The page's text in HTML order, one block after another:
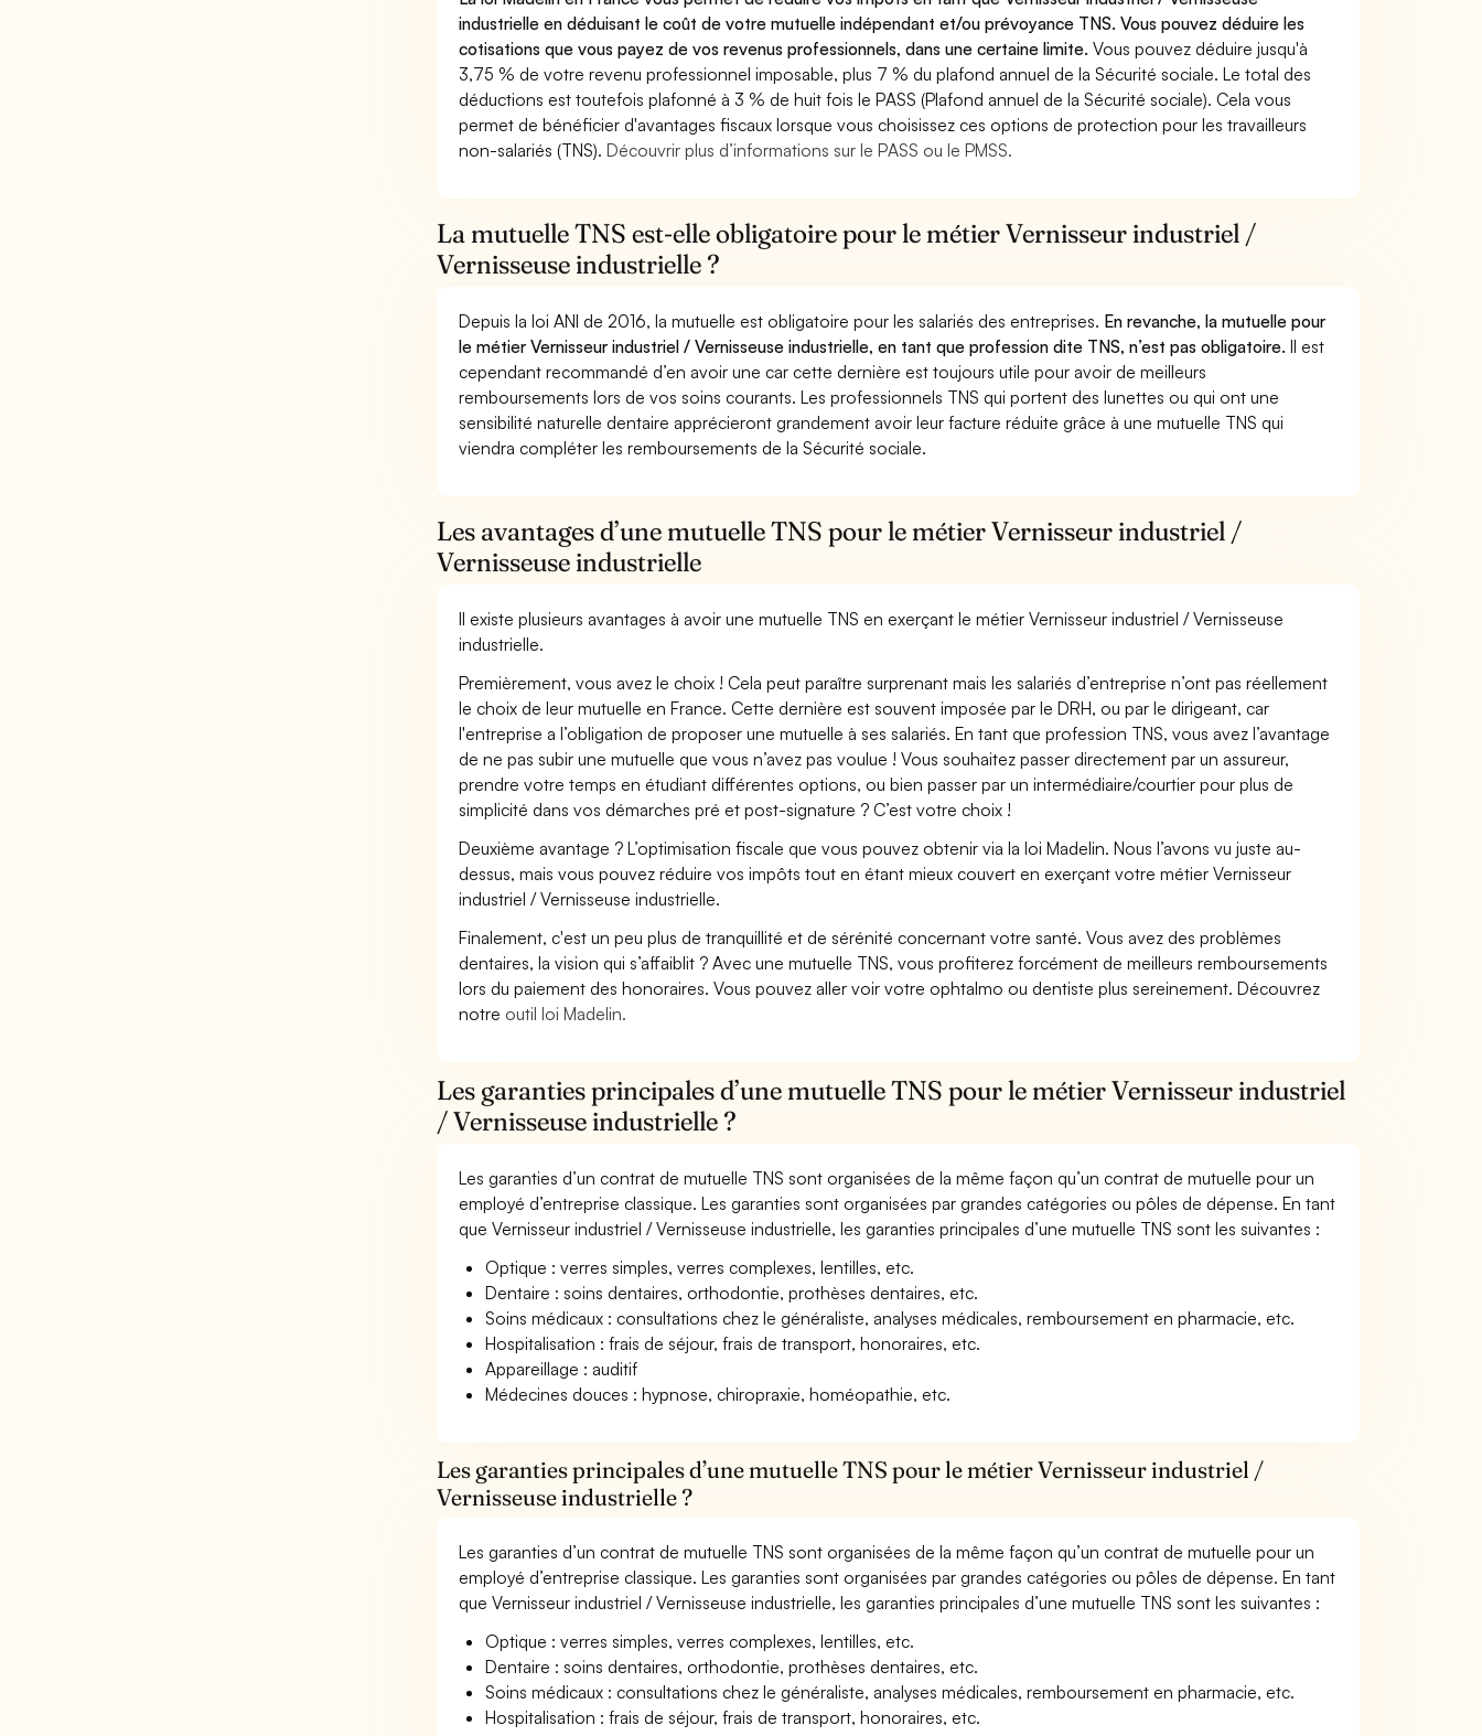
industrielle en déduisant le coût de votre mutuelle indépendant et/ou prévoyance TNS. Vous pouvez déduire les
cotisations que vous payez de vos revenus professionnels, dans une certaine limite.Vous pouvez déduire jusqu'à
3,75 % de votre revenu professionnel imposable, plus 7 % du plafond annuel de la Sécurité sociale. Le total des
déductions est toutefois plafonné à 3 % de huit fois le PASS (Plafond annuel de la Sécurité sociale). Cela vous
permet de bénéficier d'avantages fiscaux lorsque vous choisissez ces options de protection pour les travailleurs
non-salariés (TNS).Découvrir plus d’informations sur le PASS ou le PMSS.
La mutuelle TNS est-elle obligatoire pour le métier Vernisseur industriel /
Vernisseuse industrielle ?
Depuis la loi ANI de 2016, la mutuelle est obligatoire pour les salariés des entreprises. En revanche, la mutuelle pour
le métier Vernisseur industriel / Vernisseuse industrielle, en tant que profession dite TNS, n’est pas obligatoire.Il est
cependant recommandé d’en avoir une car cette dernière est toujours utile pour avoir de meilleurs
remboursements lors de vos soins courants. Les professionnels TNS qui portent des lunettes ou qui ont une
sensibilité naturelle dentaire apprécieront grandement avoir leur facture réduite grâce à une mutuelle TNS qui
viendra compléter les remboursements de la Sécurité sociale.
Les avantages d’une mutuelle TNS pour le métier Vernisseur industriel /
Vernisseuse industrielle
Il existe plusieurs avantages à avoir une mutuelle TNS en exerçant le métier Vernisseur industriel / Vernisseuse
industrielle.
Premièrement, vous avez le choix ! Cela peut paraître surprenant mais les salariés d’entreprise n’ont pas réellement
le choix de leur mutuelle en France. Cette dernière est souvent imposée par le DRH, ou par le dirigeant, car
l'entreprise a l’obligation de proposer une mutuelle à ses salariés. En tant que profession TNS, vous avez l’avantage
de ne pas subir une mutuelle que vous n’avez pas voulue ! Vous souhaitez passer directement par un assureur,
prendre votre temps en étudiant différentes options, ou bien passer par un intermédiaire/courtier pour plus de
simplicité dans vos démarches pré et post-signature ? C’est votre choix !
Deuxième avantage ? L’optimisation fiscale que vous pouvez obtenir via la loi Madelin. Nous l’avons vu juste au-
dessus, mais vous pouvez réduire vos impôts tout en étant mieux couvert en exerçant votre métier Vernisseur
industriel / Vernisseuse industrielle.
Finalement, c'est un peu plus de tranquillité et de sérénité concernant votre santé. Vous avez des problèmes
dentaires, la vision qui s’affaiblit ? Avec une mutuelle TNS, vous profiterez forcément de meilleurs remboursements
lors du paiement des honoraires. Vous pouvez aller voir votre ophtalmo ou dentiste plus sereinement. Découvrez
notre outil loi Madelin.
Les garanties principales d’une mutuelle TNS pour le métier Vernisseur industriel
/ Vernisseuse industrielle ?
Les garanties d’un contrat de mutuelle TNS sont organisées de la même façon qu’un contrat de mutuelle pour un
employé d’entreprise classique. Les garanties sont organisées par grandes catégories ou pôles de dépense. En tant
que Vernisseur industriel / Vernisseuse industrielle, les garanties principales d’une mutuelle TNS sont les suivantes :
Optique : verres simples, verres complexes, lentilles, etc.
Dentaire : soins dentaires, orthodontie, prothèses dentaires, etc.
Soins médicaux : consultations chez le généraliste, analyses médicales, remboursement en pharmacie, etc.
Hospitalisation : frais de séjour, frais de transport, honoraires, etc.
Appareillage : auditif
Médecines douces : hypnose, chiropraxie, homéopathie, etc.
Les garanties principales d’une mutuelle TNS pour le métier Vernisseur industriel /
Vernisseuse industrielle ?
Les garanties d’un contrat de mutuelle TNS sont organisées de la même façon qu’un contrat de mutuelle pour un
employé d’entreprise classique. Les garanties sont organisées par grandes catégories ou pôles de dépense. En tant
que Vernisseur industriel / Vernisseuse industrielle, les garanties principales d’une mutuelle TNS sont les suivantes :
Optique : verres simples, verres complexes, lentilles, etc.
Dentaire : soins dentaires, orthodontie, prothèses dentaires, etc.
Soins médicaux : consultations chez le généraliste, analyses médicales, remboursement en pharmacie, etc.
Hospitalisation : frais de séjour, frais de transport, honoraires, etc.